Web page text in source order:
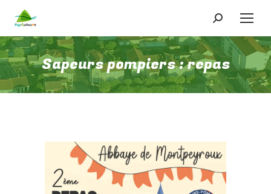
Recherche
:
Sapeurs pompiers : repas